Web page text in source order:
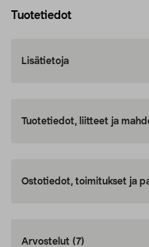
Tuotetiedot
Lisätietoja
Tuotetiedot, liitteet ja
Ostotiedot, toimitukset ja
Arvostelut (7)